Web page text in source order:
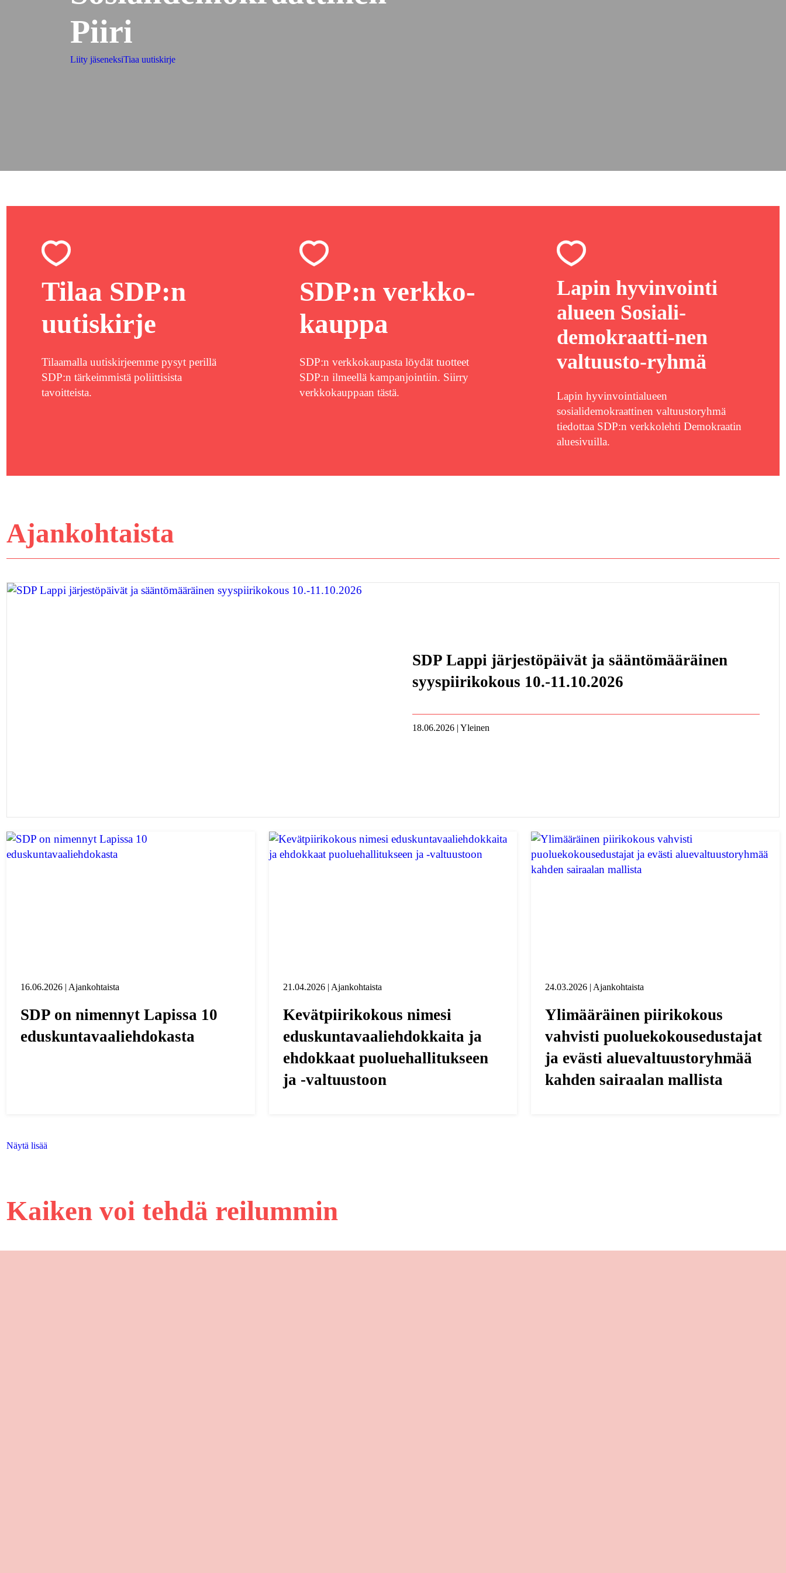
Piiri
Liity jäseneksiTiaa uutiskirje
Tilaa SDP:n
uutiskirje
Tilaamalla uutiskirjeemme pysyt perillä
SDP:n tärkeimmistä poliittisista
tavoitteista.
SDP:n verkko-
kauppa
SDP:n verkkokaupasta löydät tuotteet
SDP:n ilmeellä kampanjointiin. Siirry
verkkokauppaan tästä.
Lapin hyvinvointi
alueen Sosiali-
demokraatti-nen
valtuusto-ryhmä
Lapin hyvinvointialueen
sosialidemokraattinen valtuustoryhmä
tiedottaa SDP:n verkkolehti Demokraatin
aluesivuilla.
Ajankohtaista
SDP Lappi järjestöpäivät ja sääntömääräinen
syyspiirikokous 10.-11.10.2026
18.06.2026 | Yleinen
16.06.2026 | Ajankohtaista
SDP on nimennyt Lapissa 10
eduskuntavaaliehdokasta
21.04.2026 | Ajankohtaista
Kevätpiirikokous nimesi
eduskuntavaaliehdokkaita ja
ehdokkaat puoluehallitukseen
ja -valtuustoon
24.03.2026 | Ajankohtaista
Ylimääräinen piirikokous
vahvisti puoluekokousedustajat
ja evästi aluevaltuustoryhmää
kahden sairaalan mallista
Näytä lisää
Kaiken voi tehdä reilummin